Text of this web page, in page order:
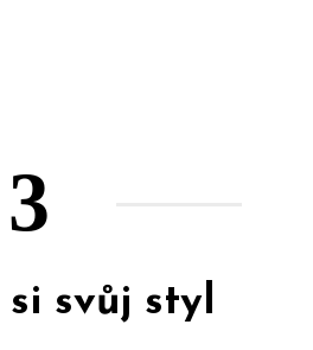
3
svůj styl